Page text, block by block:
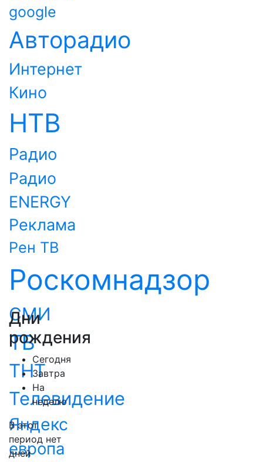
google
Авторадио
Интернет
Кино
НТВ
Радио
Радио
ENERGY
Реклама
Рен ТВ
Роскомнадзор
СМИ
ТВ
ТНТ
Телевидение
Яндекс
европа
Дни
рождения
Сегодня
Завтра
На
неделю
В этот
период нет
дней